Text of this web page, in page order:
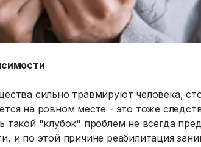
сильно травмируют человека,
на ровном месте - это тоже
такой "клубок" проблем не всегда
и по этой причине реабилитация